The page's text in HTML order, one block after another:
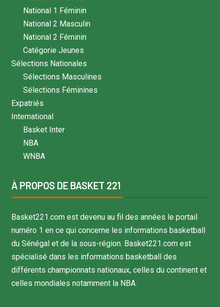
National 1 Féminin
National 2 Masculin
National 2 Féminin
Catégorie Jeunes
Sélections Nationales
Sélections Masculines
Sélections Féminines
Expatriés
International
Basket Inter
NBA
WNBA
À PROPOS DE BASKET 221
Basket221.com est devenu au fil des années le portail
numéro 1 en ce qui concerne les informations basketball
du Sénégal et de la sous-région. Basket221.com est
spécialisé dans les informations basketball des
différents championnats nationaux, celles du continent et
celles mondiales notamment la NBA.